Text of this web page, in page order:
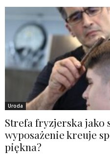
Uroda
Strefa fryzjerska jako
wyposażenie kreuje
piękna?